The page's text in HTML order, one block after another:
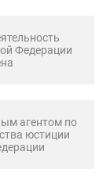
Федерации
агентом по
юстиции